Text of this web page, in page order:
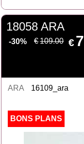
18058 ARA
-30% €109.00 €
ARA
16109_ara
BONS PLANS